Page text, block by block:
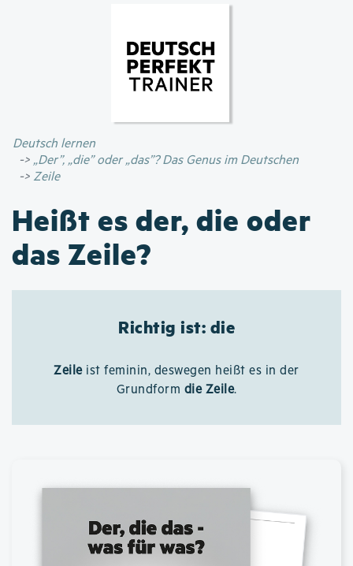
Inhalt
Deutsch lernen
„Der”, „die” oder „das”? Das Genus im Deutschen
Zeile
Heißt es der, die oder
das Zeile?
Richtig ist: die
Zeileist feminin, deswegen heißt es in der
Grundform die Zeile.